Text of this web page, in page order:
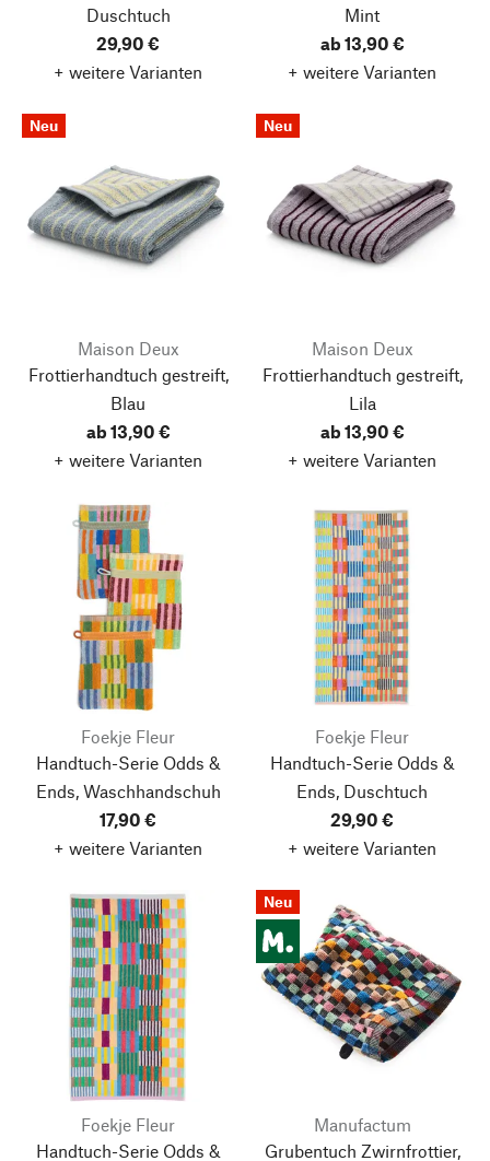
Duschtuch
29,90 €
+ weitere Varianten
Mint
ab 13,90 €
+ weitere Varianten
Neu
Maison Deux
Frottierhandtuch gestreift,
Blau
ab 13,90 €
+ weitere Varianten
Neu
Maison Deux
Frottierhandtuch gestreift,
Lila
ab 13,90 €
+ weitere Varianten
Foekje Fleur
Handtuch-Serie Odds &
Ends, Waschhandschuh
17,90 €
+ weitere Varianten
Foekje Fleur
Handtuch-Serie Odds &
Ends, Duschtuch
29,90 €
+ weitere Varianten
Foekje Fleur
Handtuch-Serie Odds &
Neu
Manufactum
Grubentuch Zwirnfrottier,